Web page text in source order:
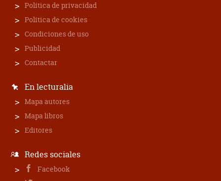
Política de privacidad
Política de cookies
Condiciones de uso
Publicidad
Contactar
En lecturalia
Mapa autores
Mapa libros
Editores
Redes sociales
Facebook